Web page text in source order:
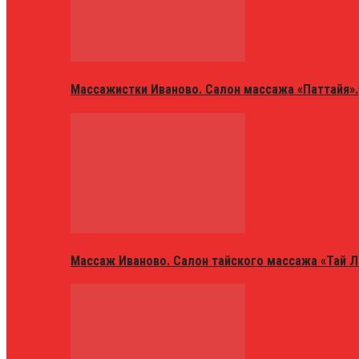
Массажистки Иваново. Салон массажа «Паттайя».
Массаж Иваново. Салон тайского массажа «Тай